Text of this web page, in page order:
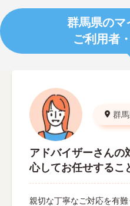
群馬県のマ
ご利用者
群
アドバイザーさんの
心してお任せするこ
親切な丁寧なご対応を有